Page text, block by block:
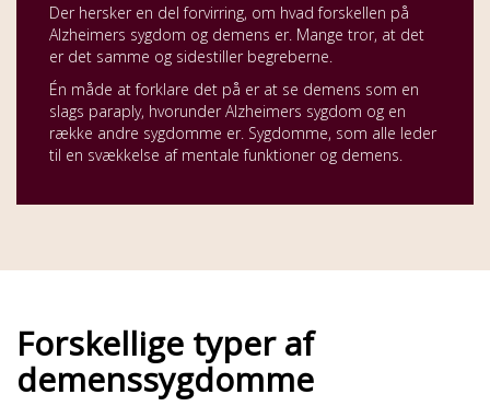
Der hersker en del forvirring, om hvad forskellen på
Alzheimers sygdom og demens er. Mange tror, at det
er det samme og sidestiller begreberne.
Én måde at forklare det på er at se demens som en
slags paraply, hvorunder Alzheimers sygdom og en
række andre sygdomme er. Sygdomme, som alle leder
til en svækkelse af mentale funktioner og demens.
Forskellige typer af
demenssygdomme